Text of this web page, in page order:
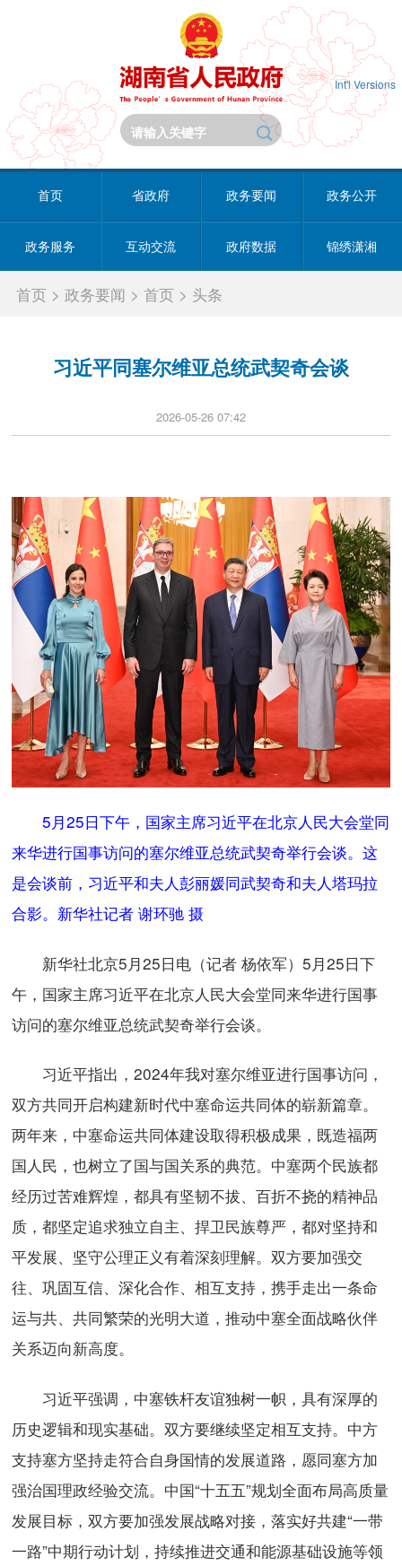
Int'l Versions
首页 省政府 政务要闻 政务公开
政务服务 互动交流 政府数据 锦绣潇湘
首页 >政务要闻 >首页 > 头条
习近平同塞尔维亚总统武契奇会谈
2026-05-26 07:42
5月25日下午，国家主席习近平在北京人民大会堂同
来华进行国事访问的塞尔维亚总统武契奇举行会谈。这
是会谈前，习近平和夫人彭丽媛同武契奇和夫人塔玛拉
合影。新华社记者 谢环驰 摄
新华社北京5月25日电（记者 杨依军）5月25日下
午，国家主席习近平在北京人民大会堂同来华进行国事
访问的塞尔维亚总统武契奇举行会谈。
习近平指出，2024年我对塞尔维亚进行国事访问，
双方共同开启构建新时代中塞命运共同体的崭新篇章。
两年来，中塞命运共同体建设取得积极成果，既造福两
国人民，也树立了国与国关系的典范。中塞两个民族都
经历过苦难辉煌，都具有坚韧不拔、百折不挠的精神品
质，都坚定追求独立自主、捍卫民族尊严，都对坚持和
平发展、坚守公理正义有着深刻理解。双方要加强交
往、巩固互信、深化合作、相互支持，携手走出一条命
运与共、共同繁荣的光明大道，推动中塞全面战略伙伴
关系迈向新高度。
习近平强调，中塞铁杆友谊独树一帜，具有深厚的
历史逻辑和现实基础。双方要继续坚定相互支持。中方
支持塞方坚持走符合自身国情的发展道路，愿同塞方加
强治国理政经验交流。中国“十五五”规划全面布局高质量
发展目标，双方要加强发展战略对接，落实好共建“一带
一路”中期行动计划，持续推进交通和能源基础设施等领